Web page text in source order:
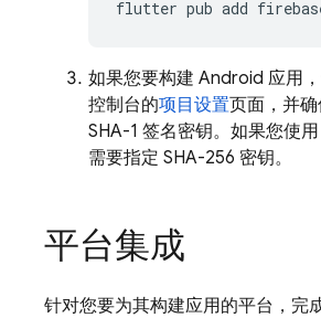
如果您要构建 Android 应用
控制台的项目设置页面，并
SHA-1 签名密钥。如果您使
需要指定 SHA-256 密钥。
平台集成
针对您要为其构建应用的平台，完